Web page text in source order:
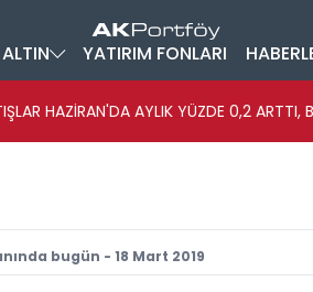
ALTIN YATIRIM FONLARI
HAZİRAN'DA AYLIK YÜZDE 0,2 ARTTI,
bugün - 18 Mart 2019